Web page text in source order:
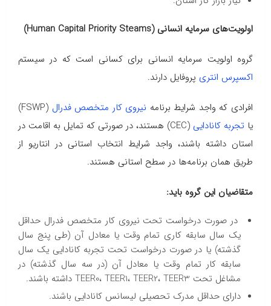
اولویت‌های سرمایه انسانی (Human Capital Priority Steams)
گروه‌ اولویت سرمایه انسانی برای کسانی است که در سیستم
اکسپرس انتری پروفایل دارند.
افرادی که واجد شرایط برنامه نیروی کار متخصص فدرال
(FSWP)
یا تجربه کانادایی
(CEC) هستند، در صورتی که تمایل به اقامت در
استان داشته باشند، واجد شرایط انتخاب استانی در انتاریو از
طریق همان برنامه‌ها در سطح استانی هستند.
متقاضیان این گروه باید:
در صورت درخواست تحت نیروی کار متخصص فدرال حداقل
یک سال سابقه کاری تمام وقت یا معادل آن (طی پنج سال
گذشته) یا در صورت درخواست تحت تجربه کانادایی یک سال
سابقه کار تمام وقت یا معادل آن (در سه سال گذشته) در
مشاغل تحت TEER0، TEER1، TEER2، TEER3 داشته باشند.
دارای حداقل مدرک تحصیلی لیسانس کانادایی باشند.